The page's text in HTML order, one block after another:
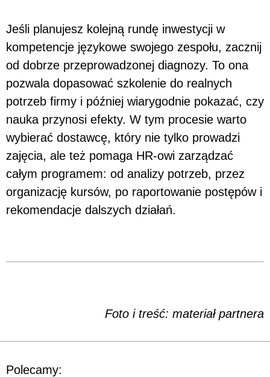
Jeśli planujesz kolejną rundę inwestycji w
kompetencje językowe swojego zespołu, zacznij
od dobrze przeprowadzonej diagnozy. To ona
pozwala dopasować szkolenie do realnych
potrzeb firmy i później wiarygodnie pokazać, czy
nauka przynosi efekty. W tym procesie warto
wybierać dostawcę, który nie tylko prowadzi
zajęcia, ale też pomaga HR-owi zarządzać
całym programem: od analizy potrzeb, przez
organizację kursów, po raportowanie postępów i
rekomendacje dalszych działań.
Foto i treść: materiał partnera
Polecamy: